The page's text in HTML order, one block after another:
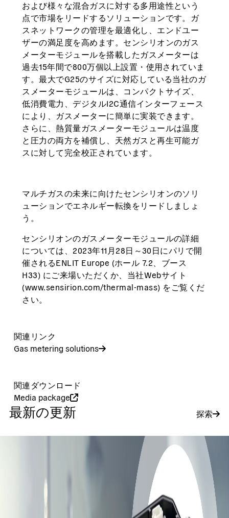
および様々な混合ガスに対する多用途性という
点で市場をリードするソリューションです。ガ
スネットワークの管理を最適化し、エンドユー
ザーの満足度を高めます。センシリオンのガス
メーターモジュールを搭載したガスメーターは
過去15年間で800万個以上設置・使用されていま
す。最大でG25のサイズに対応している当社のガ
スメーターモジュールは、コンパクトサイズ、
低消費電力、デジタルI2C通信インターフェース
により、ガスメーターに簡単に実装できます。
さらに、熱質量ガスメーターモジュールは温度
と圧力の両方を補償し、天然ガスと再生可能ガ
スに対して完全校正されています。
マルチガスの未来に向けたセンシリオンのソリ
ューションでエネルギー転換をリードしましょ
う。
センシリオンのガスメーターモジュールの詳細
については、2023年11月28日～30日にパリで開
催されるENLIT Europe (ホール 7.2、ブース
H33) にご来場いただくか、当社Webサイト
(www.sensirion.com/thermal-mass) をご覧くだ
さい。
関連リンク
Gas metering solutions
関連ダウンロード
Media package
最新の更新 探索